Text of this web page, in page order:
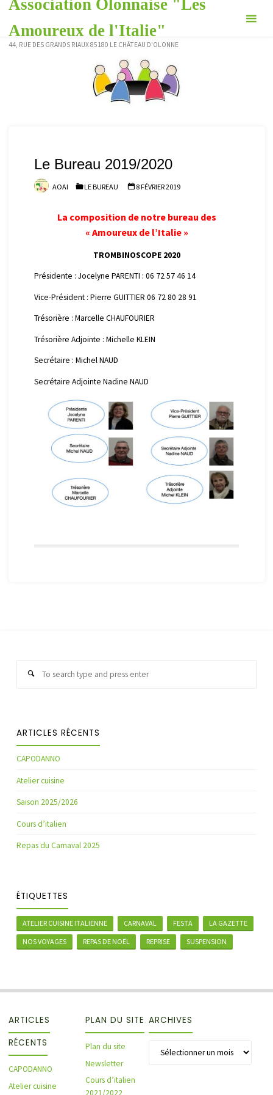
Skip
content
Association Olonnaise "Les
Amoureux de l'Italie"
44, RUE DES GRANDS RIAUX 85180 LE CHÂTEAU D'OLONNE
Le Bureau 2019/2020
AOAI LE BUREAU 8 FÉVRIER 2019
La composition de notre bureau des
« Amoureux de l’Italie »
TROMBINOSCOPE 2020
Présidente : Jocelyne PARENTI : 06 72 57 46 14
Vice-Président : Pierre GUITTIER 06 72 80 28 91
Trésorière : Marcelle CHAUFOURIER
Trésorière Adjointe : Michelle KLEIN
Secrétaire : Michel NAUD
Secrétaire Adjointe Nadine NAUD
Search
ARTICLES RÉCENTS
CAPODANNO
Atelier cuisine
Saison 2025/2026
Cours d’italien
Repas du Carnaval 2025
ÉTIQUETTES
ATELIER CUISINE ITALIENNE CARNAVAL FESTA
LA GAZETTE
NOS VOYAGES
REPAS DE NOËL REPRISE SUSPENSION
ARTICLES
RÉCENTS
CAPODANNO
Atelier cuisine
PLAN DU SITE
Plan du site
Newsletter
Cours d’italien
ARCHIVES